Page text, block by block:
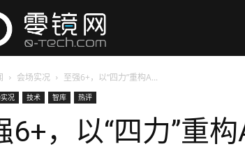
镜
会场实况 至强6+，以“四力”重构A...
况 技术 智库 热评
6+，以“四力”重